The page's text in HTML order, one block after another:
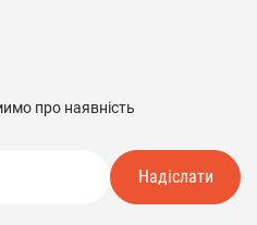
про наявність
Надіслати